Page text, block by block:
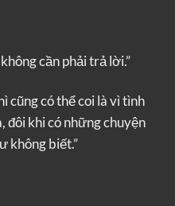
cần phải trả lời.”
cũng có thể coi là vì tình
đôi khi có những chuyện
không biết.”